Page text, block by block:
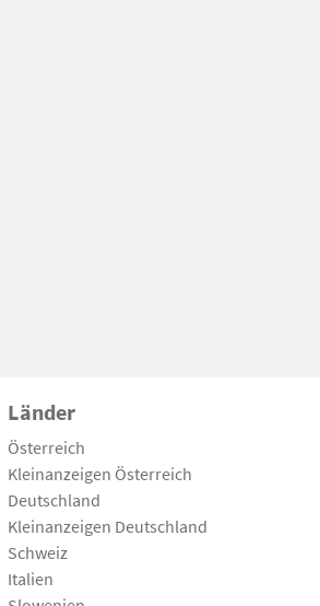
Länder
Österreich
Kleinanzeigen Österreich
Deutschland
Kleinanzeigen Deutschland
Schweiz
Italien